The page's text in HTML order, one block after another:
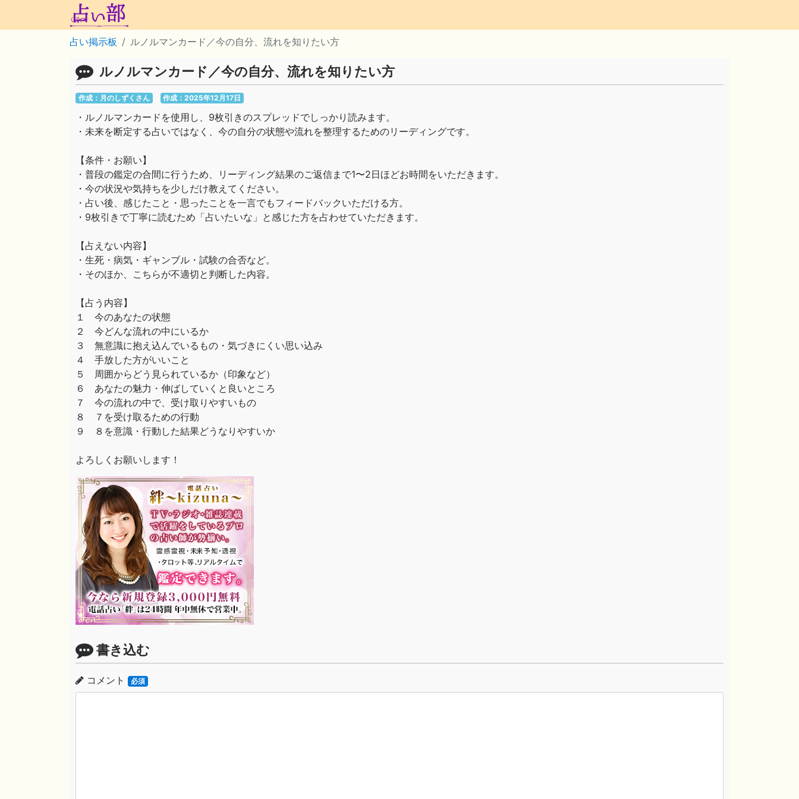
占い掲示板 ルノルマンカード／今の自分、流れを知りたい方
ルノルマンカード／今の自分、流れを知りたい方
作成：月のしずくさん 作成：2025年12月17日
・ルノルマンカードを使用し、9枚引きのスプレッドでしっかり読みます。
・未来を断定する占いではなく、今の自分の状態や流れを整理するためのリーディングです。
【条件・お願い】
・普段の鑑定の合間に行うため、リーディング結果のご返信まで1〜2日ほどお時間をいただきます。
・今の状況や気持ちを少しだけ教えてください。
・占い後、感じたこと・思ったことを一言でもフィードバックいただける方。
・9枚引きで丁寧に読むため「占いたいな」と感じた方を占わせていただきます。
【占えない内容】
・生死・病気・ギャンブル・試験の合否など。
・そのほか、こちらが不適切と判断した内容。
【占う内容】
１ 今のあなたの状態
２ 今どんな流れの中にいるか
３ 無意識に抱え込んでいるもの・気づきにくい思い込み
４ 手放した方がいいこと
５ 周囲からどう見られているか（印象など）
６ あなたの魅力・伸ばしていくと良いところ
７ 今の流れの中で、受け取りやすいもの
８ ７を受け取るための行動
９ ８を意識・行動した結果どうなりやすいか
よろしくお願いします！
書き込む
コメント 必須